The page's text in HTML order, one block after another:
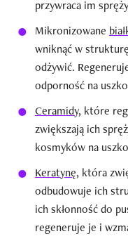
przywraca im
Mikronizowane
wniknąć w
odżywić.
odporność na
Ceramidy, które
zwiększają ich
kosmyków na
Keratynę, która
odbudowuje ich
ich skłonność do
regeneruje je i